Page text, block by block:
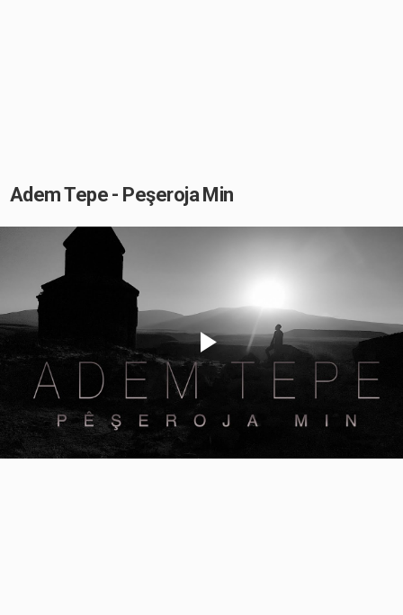
Adem Tepe - Peşeroja Min
Play
Video